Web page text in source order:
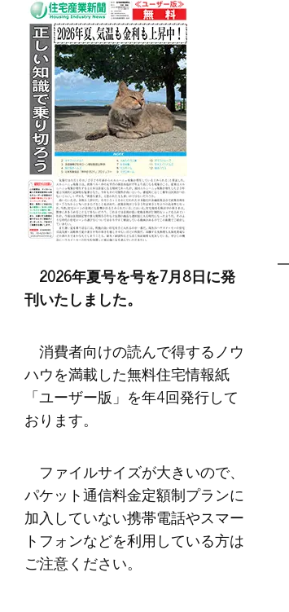
2026年夏号を号を7月8日に発
刊いたしました。
消費者向けの読んで得するノウ
ハウを満載した無料住宅情報紙
「ユーザー版」を年4回発行して
おります。
ファイルサイズが大きいので、
パケット通信料金定額制プランに
加入していない携帯電話やスマー
トフォンなどを利用している方は
ご注意ください。